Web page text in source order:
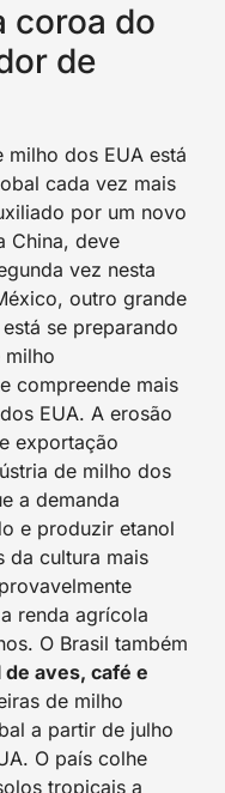
coroa do
de
dos EUA está
cada vez mais
por um novo
China, deve
vez nesta
outro grande
se preparando
milho
compreende mais
EUA. A erosão
exportação
de milho dos
a demanda
e produzir etanol
da cultura mais
renda agrícola
O Brasil também
aves, café e
de milho
a partir de julho
O país colhe
tropicais a